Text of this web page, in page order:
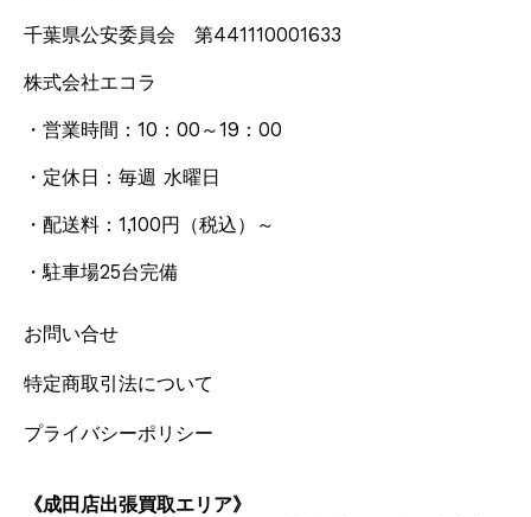
千葉県公安委員会 第441110001633
株式会社エコラ
・営業時間：10：00～19：00
・定休日：毎週 水曜日
・配送料：1,100円 （税込） ～
・駐車場25台完備
お問い合せ
特定商取引法について
プライバシーポリシー
《成田店出張買取エリア》